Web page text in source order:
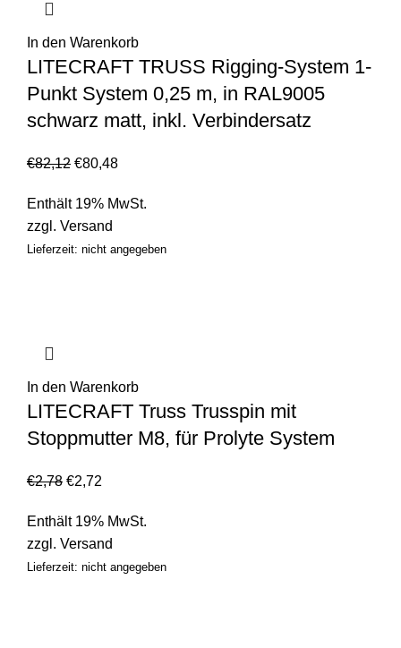
In den Warenkorb
LITECRAFT TRUSS Rigging-System 1-
Punkt System 0,25 m, in RAL9005
schwarz matt, inkl. Verbindersatz
€82,12 €80,48
Enthält 19% MwSt.
zzgl. Versand
Lieferzeit: nicht angegeben
In den Warenkorb
LITECRAFT Truss Trusspin mit
Stoppmutter M8, für Prolyte System
€2,78 €2,72
Enthält 19% MwSt.
zzgl. Versand
Lieferzeit: nicht angegeben